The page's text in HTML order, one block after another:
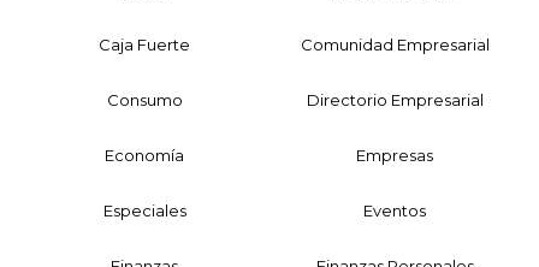
Caja Fuerte Comunidad Empresarial
Consumo Directorio Empresarial
Economía Empresas
Especiales Eventos